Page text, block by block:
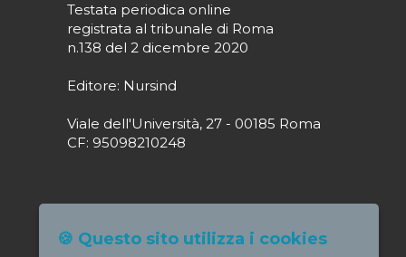
Testata periodica online
registrata al tribunale di Roma
n.138 del 2 dicembre 2020
Editore: Nursind
Viale dell'Università, 27 - 00185 Roma
CF: 95098210248
Direttore responsabile: Paola Alagia
direttore@nursindsanita.it
🍪 Questo sito utilizza i cookies